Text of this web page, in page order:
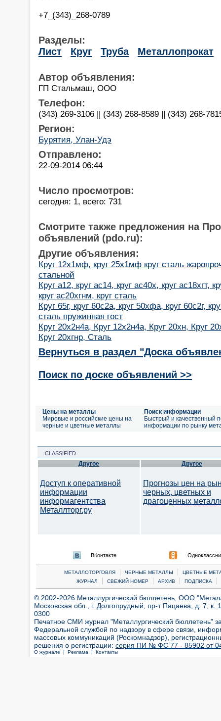
+7_(343)_268-0789
Разделы:
Лист
Круг Труба Металлопрокат
Автор объявления:
ГП Стальмаш, ООО
Телефон:
(343) 269-3106 || (343) 268-8589 || (343) 268-
Регион:
Бурятия, Улан-Удэ
Отправлено:
22-09-2014 06:44
Число просмотров:
сегодня: 1, всего: 731
Смотрите также предложения на
объявлений (pdo.ru):
Другие объявления:
Круг 12х1мф, круг 25х1мф круг сталь
стальной
Круг а12, круг ас14, круг ас40х, круг ас18хгт,
круг ас20хгнм, круг сталь
Круг 65г, круг 60с2а, круг 50хфа, круг 60с2г,
сталь пружинная гост
Круг 20х2н4а, Круг 12х2н4а, Круг 20хн, Круг
Круг 20хгнр, Сталь
Вернуться в раздел "Доска
Поиск по доске объявлений >>
Цены на металлы
Мировые и российские цены на
черные и цветные металлы
Поиск информации
Быстрый и качественный
информации по рынку
CLASSIFIED
Другое
Доступ к оперативной
информации
информагентства
Металлторг.ру
Другое
Прогнозы цен на
черных, цветных и
драгоценных
ВКонтакте
МЕТАЛЛОТОРГОВЛЯ | ЧЕРНЫЕ МЕТАЛЛЫ |
ЦВЕТНЫЕ
ЖУРНАЛ
| СВЕЖИЙ НОМЕР | АРХИВ | ПОДПИСКА |
© 2002-2026 Металлургический бюллетень, ООО
Московская обл., г. Долгопрудный, пр-т Пацаева, д. 7,
0300
Печатное СМИ журнал "Металлургический бюллетень"
Федеральной службой по надзору в сфере связи,
массовых коммуникаций (Роскомнадзор),
решения о регистрации: серия ПИ № ФС 77 - 85902 от 04
О журнале | Реклама | Контакты